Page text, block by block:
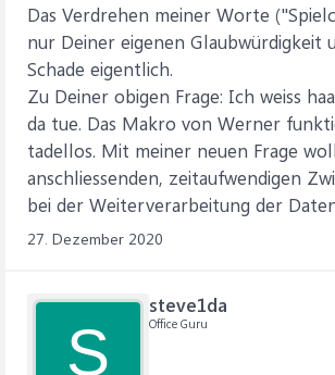
Das Verdrehen meiner Worte
nur Deiner eigenen Glaubwürdigkeit
Schade eigentlich.
Zu Deiner obigen Frage: Ich weiss
da tue. Das Makro von Werner
tadellos. Mit meiner neuen Frage
anschliessenden, zeitaufwendigen
bei der Weiterverarbeitung der
27. Dezember 2020
S
steve1da
Office Guru